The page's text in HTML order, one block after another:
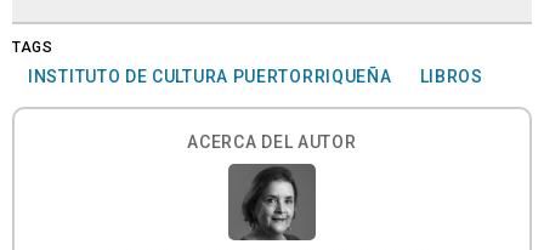
TAGS
INSTITUTO DE CULTURA PUERTORRIQUEÑA LIBROS
ACERCA DEL AUTOR